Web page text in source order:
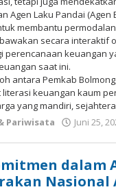
Agen Laku Pandai
membantu
secara interaktif
perencanaan keuangan
saat ini.
antara Pemkab
keuangan kaum
yang mandiri,
Pariwisata Juni 25,
dalam
Nasional